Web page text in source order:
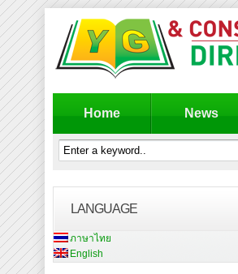
Home News
LANGUAGE
ภาษาไทย
English